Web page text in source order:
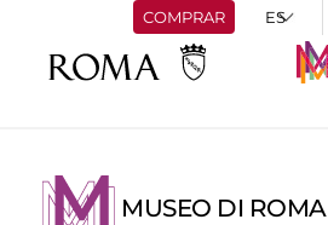
COMPRAR
MUSEO DI ROMA